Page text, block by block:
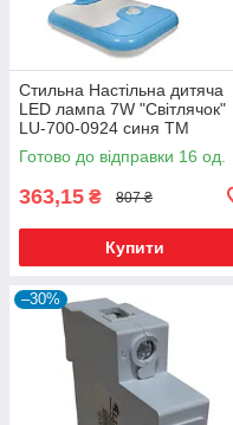
Стильна Настільна дитяча
LED лампа 7W "Світлячок"
LU-700-0924 синя TM
LUMANO 12м.гар.
Готово до відправки 16 од.
363,15 ₴ 807 ₴
Купити
–30%